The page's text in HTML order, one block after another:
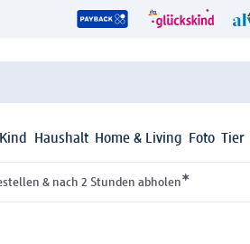
Haushalt Home & Living Foto Tier
& nach 2 Stunden abholen*